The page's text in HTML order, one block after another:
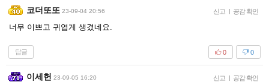
코더또또 23-09-04 20:56 신고 | 공감 확인
너무 이쁘고 귀엽게 생겼네요.
답글 0
0
이세헌 23-09-05 16:20 신고 | 공감 확인